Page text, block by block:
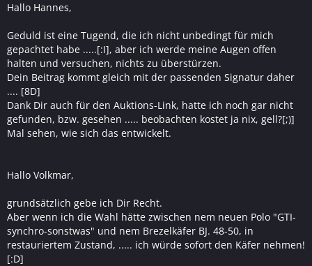
Hallo Hannes,
Geduld ist eine Tugend, die ich nicht unbedingt für mich
gepachtet habe .....[:I], aber ich werde meine Augen offen
halten und versuchen, nichts zu überstürzen.
Dein Beitrag kommt gleich mit der passenden Signatur daher
.... [8D]
Dank Dir auch für den Auktions-Link, hatte ich noch gar nicht
gefunden, bzw. gesehen ..... beobachten kostet ja nix, gell?[;)]
Mal sehen, wie sich das entwickelt.
Hallo Volkmar,
grundsätzlich gebe ich Dir Recht.
Aber wenn ich die Wahl hätte zwischen nem neuen Polo "GTI-
synchro-sonstwas" und nem Brezelkäfer BJ. 48-50, in
restauriertem Zustand, ..... ich würde sofort den Käfer nehmen!
[:D]